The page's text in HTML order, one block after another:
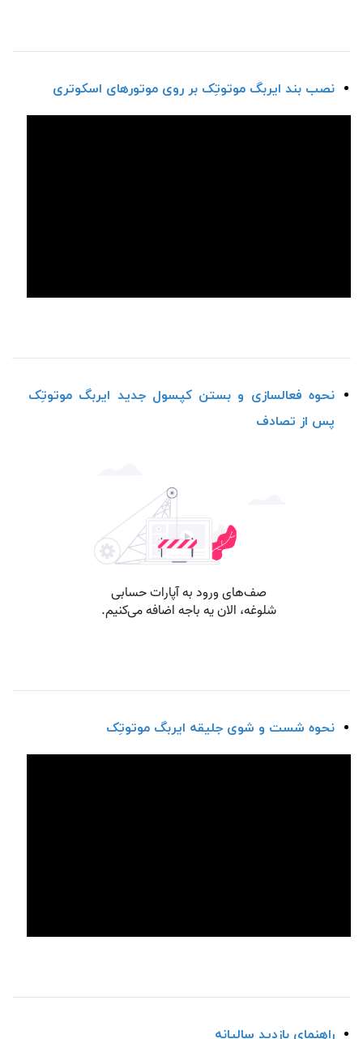
نصب بند ایربگ موتوتِک بر روی موتور‌های اسکوتری
نحوه فعالسازی و بستن کپسول جدید ایربگ موتوتِک
پس از تصادف
نحوه شست و شوی جلیقه ایربگ موتوتِک
راهنمای بازدید سالیانه